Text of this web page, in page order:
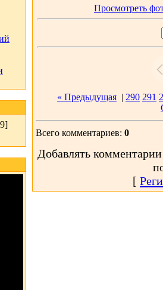
Просмотреть
« Предыдущая | 290 291
Всего комментариев: 0
Добавлять
[